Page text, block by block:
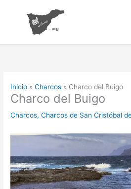
contenido
Inicio Charcos Charco del Buigo
Charco del Buigo
Charcos,Charcos de San Cristóbal